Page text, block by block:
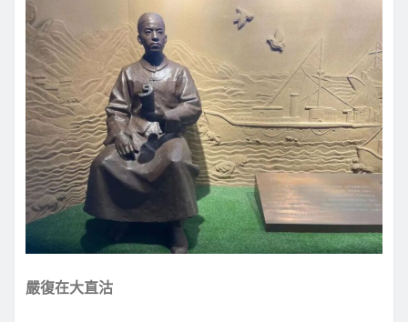
嚴復在大直沽